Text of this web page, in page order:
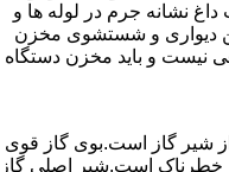
نشانه جرم در لوله ها و
دیواری و شستشوی مخزن
نیست و باید مخزن دستگاه
شیر گاز است.بوی گاز قوی
خطرناک است.شیر اصلی گاز